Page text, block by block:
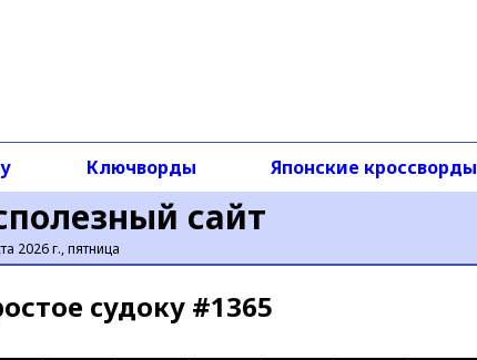
сайт
2026 г., пятница
Ключворды Японские кроссворды
cудоку #1365